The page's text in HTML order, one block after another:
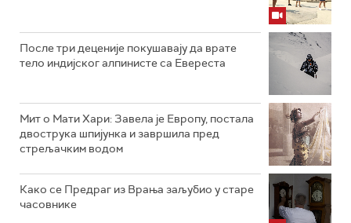
После три деценије покушавају да врате
тело индијског алпинисте са Евереста
Мит о Мати Хари: Завела је Европу, постала
двострука шпијунка и завршила пред
стрељачким водом
Како се Предраг из Врања заљубио у старе
часовнике